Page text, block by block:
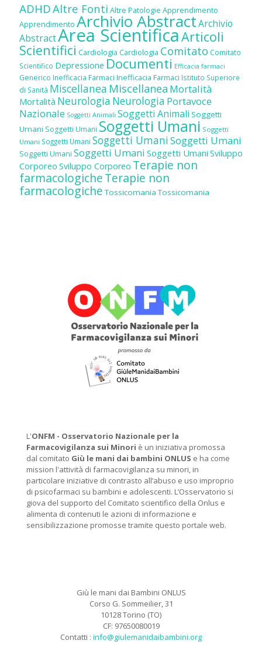
ADHDAltre Fonti Altre Patologie Apprendimento
Apprendimento Archivio AbstractArchivio
AbstractArea ScientificaArticoli
Scientifici Cardiologia Cardiologia Comitato Comitato
Scientifico Depressione Documenti Efficacia farmaci
Generico Inefficacia Farmaci Inefficacia Farmaci Istituto Superiore
di Sanità Miscellanea Miscellanea Mortalità
Mortalità Neurologia Neurologia Portavoce
Nazionale Soggetti Animali Soggetti Animali Soggetti
Umani Soggetti Umani Soggetti Umani Soggetti
Umani Soggetti Umani Soggetti UmaniSoggetti Umani
Soggetti Umani Soggetti Umani Soggetti Umani Sviluppo
Corporeo Sviluppo Corporeo Terapie non
farmacologicheTerapie non
farmacologiche Tossicomania Tossicomania
L'ONFM - Osservatorio Nazionale per la
Farmacovigilanza sui Minori è un iniziativa promossa
dal comitato Giù le mani dai bambini ONLUS e ha come
mission l'attività di farmacovigilanza su minori, in
particolare iniziative di contrasto all’abuso e uso improprio
di psicofarmaci su bambini e adolescenti. L’Osservatorio si
giova del supporto del Comitato scientifico della Onlus e
alimenta di contenuti le azioni di informazione e
sensibilizzazione promosse tramite questo portale web.
Giù le mani dai Bambini ONLUS
Corso G. Sommeilier, 31
10128 Torino (TO)
CF: 97650080019
Contatti : info@giulemanidaibambini.org